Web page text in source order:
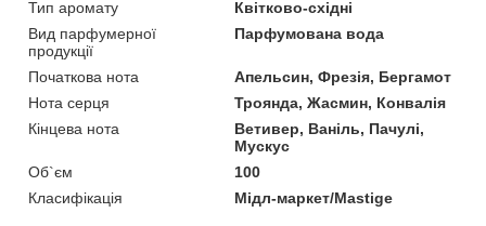
Тип аромату
Квітково-східні
Вид парфумерної
продукції
Парфумована вода
Початкова нота
Апельсин, Фрезія, Бергамот
Нота серця
Троянда, Жасмин, Конвалія
Кінцева нота
Ветивер, Ваніль, Пачулі,
Мускус
Об`єм
100
Класифікація
Мідл-маркет/Mastige